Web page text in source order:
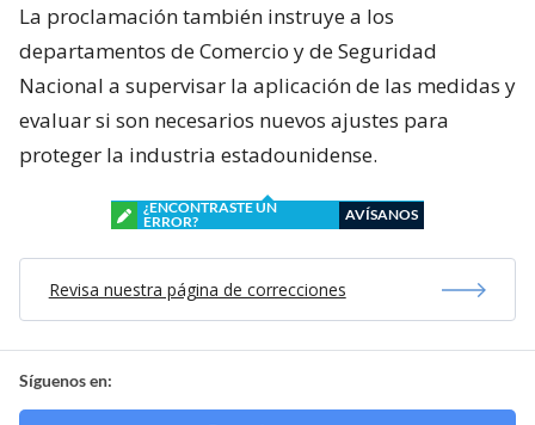
La proclamación también instruye a los
departamentos de Comercio y de Seguridad
Nacional a supervisar la aplicación de las medidas y
evaluar si son necesarios nuevos ajustes para
proteger la industria estadounidense.
¿ENCONTRASTE UN
ERROR?
AVÍSANOS
Revisa nuestra página de correcciones
Síguenos en: